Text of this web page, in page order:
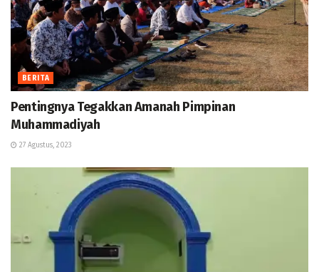
BERITA
Pentingnya Tegakkan Amanah Pimpinan
Muhammadiyah
27 Agustus, 2023